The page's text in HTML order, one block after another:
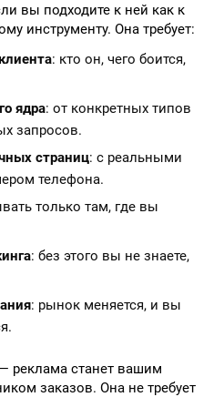
вы подходите к ней как к
инструменту. Она требует:
: кто он, чего боится,
ядра: от конкретных типов
запросов.
страниц: с реальными
телефона.
только там, где вы
: без этого вы не знаете,
: рынок меняется, и вы
реклама станет вашим
заказов. Она не требует